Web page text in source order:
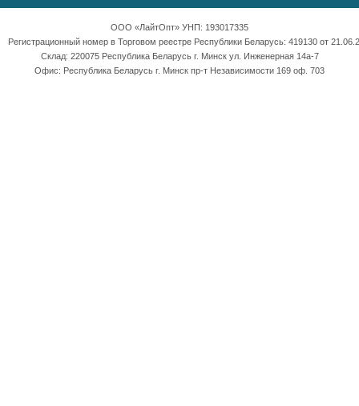
ООО «ЛайтОпт» УНП: 193017335
Регистрационный номер в Торговом реестре Республики Беларусь: 419130 от
Склад: 220075 Республика Беларусь г. Минск ул. Инженерная 14а-7
Офис: Республика Беларусь г. Минск пр-т Независимости 169 оф. 703